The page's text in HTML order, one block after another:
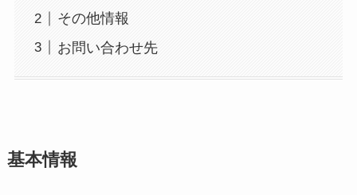
その他情報
お問い合わせ先
基本情報